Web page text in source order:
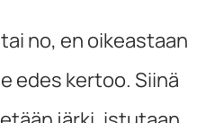
no, en oikeastaan
edes kertoo. Siinä